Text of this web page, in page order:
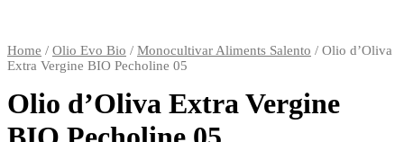
Home / Olio Evo Bio / Monocultivar Aliments Salento / Olio d’Oliva
Extra Vergine BIO Pecholine 05
Olio d’Oliva Extra Vergine